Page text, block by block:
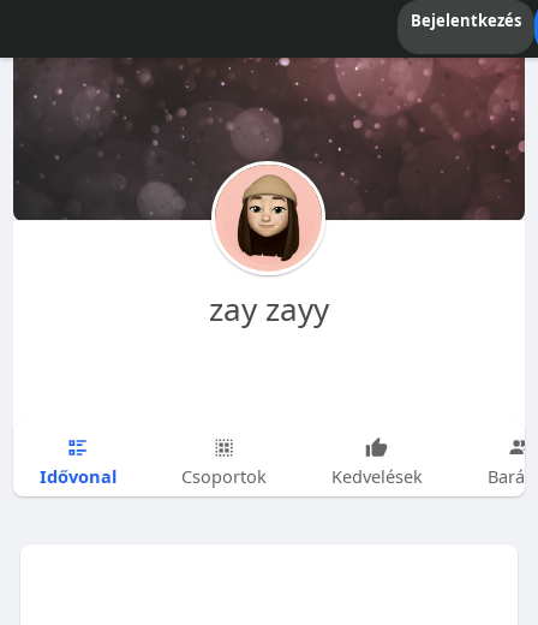
Bejelentkezés
zay zayy
Idővonal Csoportok Kedvelések